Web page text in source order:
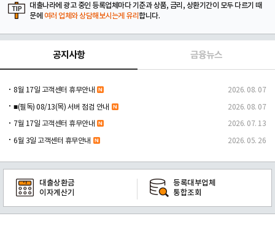
대출나라에 광고 중인 등록업체마다 기준과 상품, 금리, 상환기간이 모두 다르기 때
문에 여러 업체와 상담해보시는게 유리합니다.
공지사항 금융뉴스
8월 17일 고객센터 휴무안내 2026. 08. 07
■(필독) 08/13(목) 서버 점검 안내 2026. 08. 07
7월 17일 고객센터 휴무안내 2026. 07. 13
6월 3일 고객센터 휴무안내 2026. 05. 26
대출상환금
이자계산기
등록대부업체
통합조회